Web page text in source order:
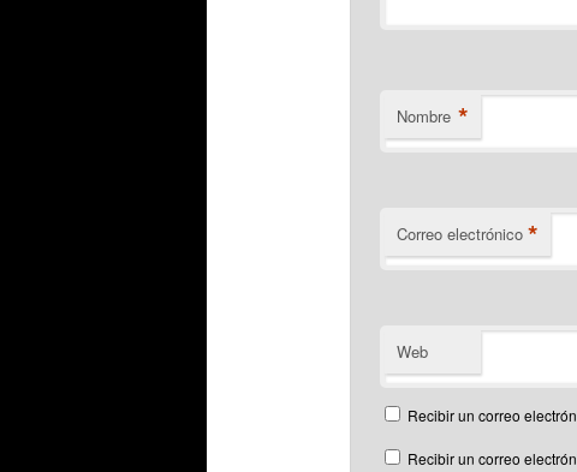
Nombre *
Correo electrónico *
Web
Recibir un correo
Recibir un correo